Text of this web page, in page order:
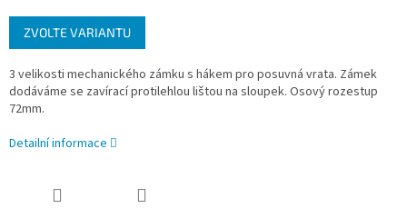
Měrná
cena:
ZVOLTE VARIANTU
3 velikosti mechanického zámku s hákem pro posuvná vrata. Zámek
dodáváme se zavírací protilehlou lištou na sloupek. Osový rozestup
72mm.
Detailní informace